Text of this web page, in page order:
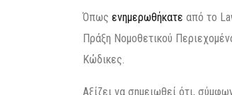
Όπως ενημερωθήκατε από το
Πράξη Νομοθετικού
Κώδικες.
Αξίζει να σημειωθεί ότι,